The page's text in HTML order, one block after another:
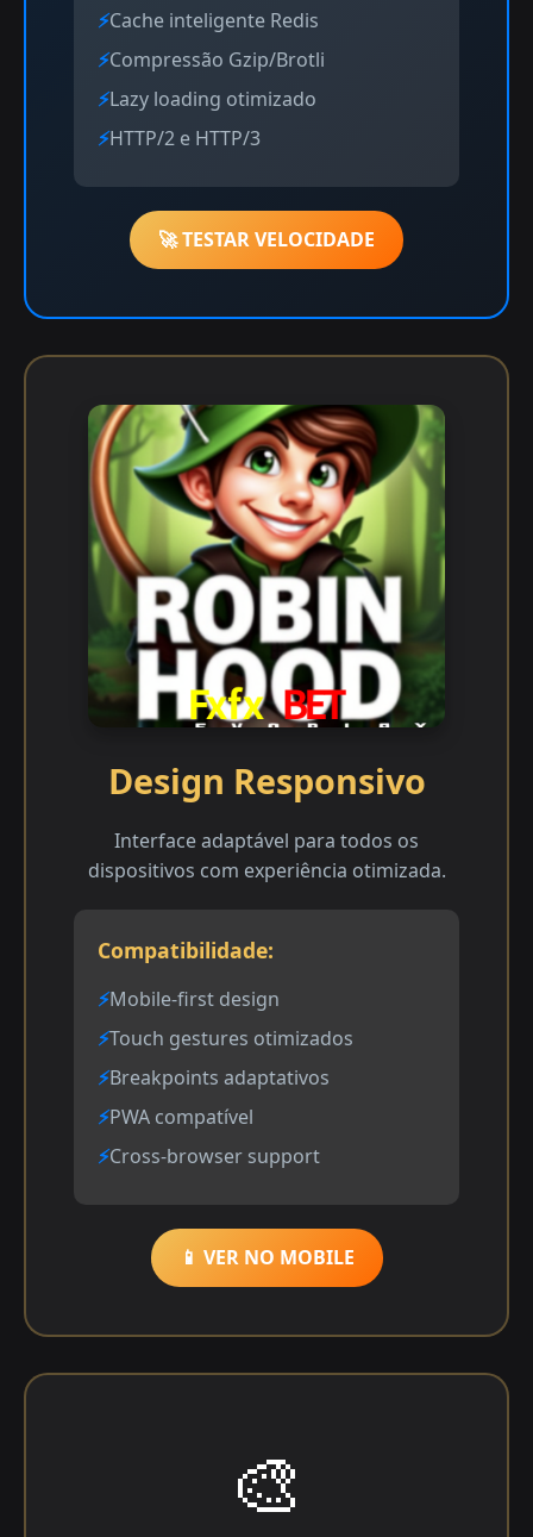
Cache inteligente Redis
Compressão Gzip/Brotli
Lazy loading otimizado
HTTP/2 e HTTP/3
🚀 TESTAR VELOCIDADE
Design Responsivo
Interface adaptável para todos os
dispositivos com experiência otimizada.
Compatibilidade:
Mobile-first design
Touch gestures otimizados
Breakpoints adaptativos
PWA compatível
Cross-browser support
📱 VER NO MOBILE
🎨